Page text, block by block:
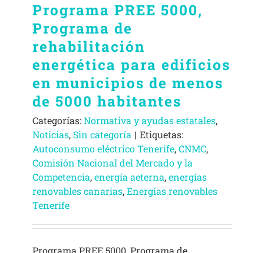
Programa PREE 5000,
Programa de
rehabilitación
energética para edificios
en municipios de menos
de 5000 habitantes
Categorías:Normativa y ayudas estatales,
Noticias,Sin categoría | Etiquetas:
Autoconsumo eléctrico Tenerife,CNMC,
Comisión Nacional del Mercado y la
Competencia,energía aeterna,energías
renovables canarias,Energías renovables
Tenerife
Programa PREE 5000, Programa de